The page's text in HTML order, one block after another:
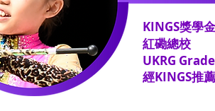
KINGS獎學
紅磡總校
​UKRG
經KINGS推